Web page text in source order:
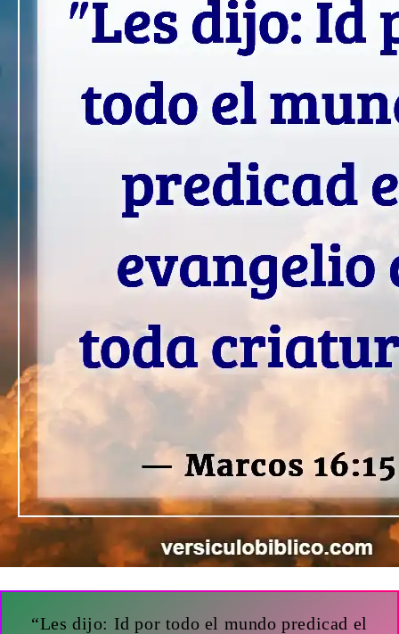
“Les dijo: Id por todo el mundo predicad el